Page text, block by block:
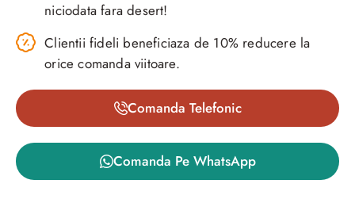
niciodata fara desert!
Clientii fideli beneficiaza de 10% reducere la
orice comanda viitoare.
Comanda Telefonic
Comanda Pe WhatsApp